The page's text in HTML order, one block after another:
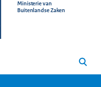
Ministerie van
Buitenlandse Zaken
Zoeken